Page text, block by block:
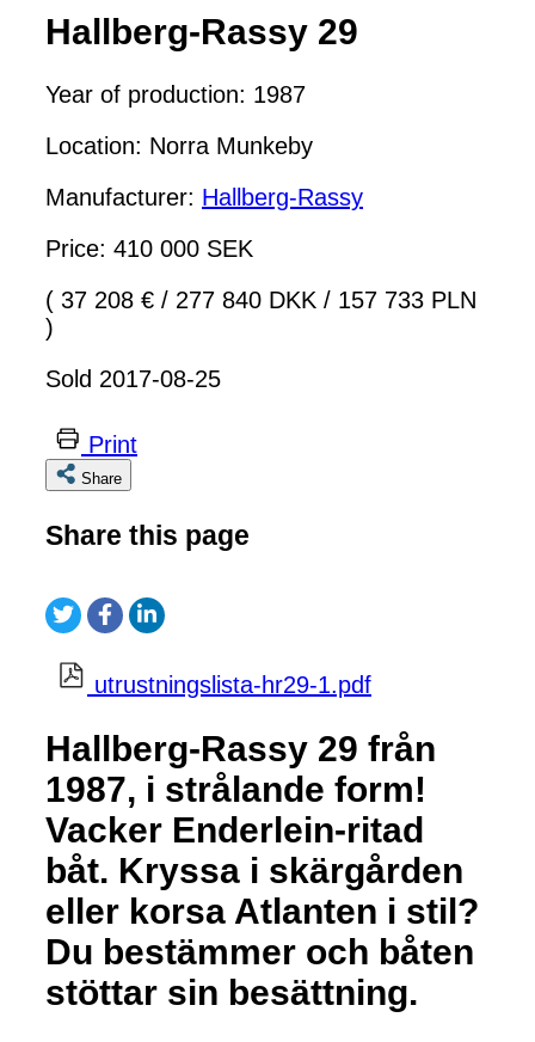
Hallberg-Rassy 29
Year of production: 1987
Location: Norra Munkeby
Manufacturer: Hallberg-Rassy
Price: 410 000 SEK
( 37 208 € / 277 840 DKK / 157 733 PLN
)
Sold 2017-08-25
Print
Share
Share this page
utrustningslista-hr29-1.pdf
Hallberg-Rassy 29 från
1987, i strålande form!
Vacker Enderlein-ritad
båt. Kryssa i skärgården
eller korsa Atlanten i stil?
Du bestämmer och båten
stöttar sin besättning.